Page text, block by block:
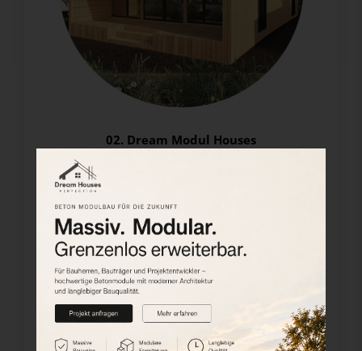
02. Dream Modul Houses
Dream Modul Häuser
Wohnkomfort mit nachhaltiger Architektur.
Mit innovativer Stahl-Holz-Konstruktion,
energieeffizienter Dämmung und flexibler
Modulbauweise schaffen wir langlebige und
zukunftsorientierte Wohnlösungen für jede
Lebenslage. Ob dauerhaftes Zuhause,
Ferienresidenz oder Bürogebäude – die Dream
Modul Häuser bieten maximale Gestaltungsfreiheit,
erstklassige Qualität und zeitlose Eleganz.